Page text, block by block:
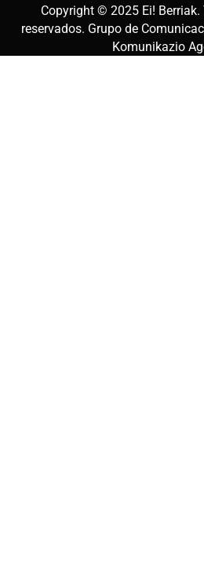
Copyright © 2025 Ei! Berriak.
reservados. Grupo de
Komunikazio